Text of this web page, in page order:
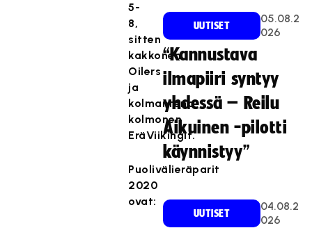
5-
8,
sitten
kakkonen
Oilers
ja
kolmantena
kolmonen
EräViikingit.
Puolivälieräparit
2020
ovat:
UUTISET
05.08.2
026
“Kannustava
ilmapiiri syntyy
yhdessä – Reilu
Aikuinen -pilotti
käynnistyy”
UUTISET
04.08.2
026